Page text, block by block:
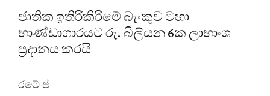
ජාතික ඉතිරිකිරීමේ බැංකුව මහා
භාණ්ඩාගාරයට රු. බිලියන 6ක ලාභාංශ
ප්‍රදානය කරයි
රටේ ප්